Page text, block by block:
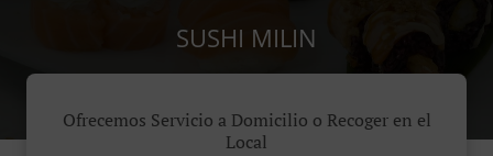
SUSHI MILIN
Ofrecemos Servicio a Domicilio o Recoger en el
Local